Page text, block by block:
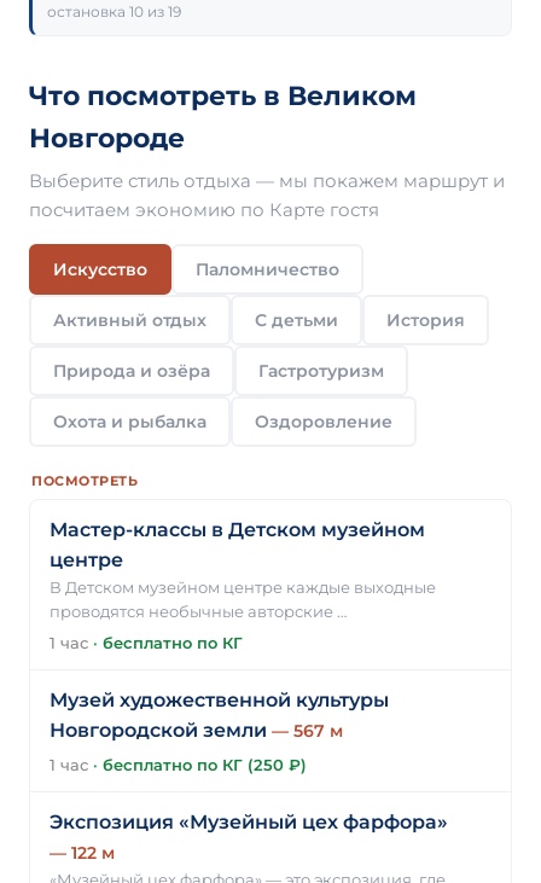
остановка 10 из 19
Что посмотреть в Великом
Новгороде
Выберите стиль отдыха — мы покажем маршрут и
посчитаем экономию по Карте гостя
Искусство Паломничество
Активный отдых С детьми История
Природа и озёра Гастротуризм
Охота и рыбалка Оздоровление
ПОСМОТРЕТЬ
Мастер-классы в Детском музейном
центре
В Детском музейном центре каждые выходные
проводятся необычные авторские …
1 час · бесплатно по КГ
Музей художественной культуры
Новгородской земли — 567 м
1 час · бесплатно по КГ (250 ₽)
Экспозиция «Музейный цех фарфора»
— 122 м